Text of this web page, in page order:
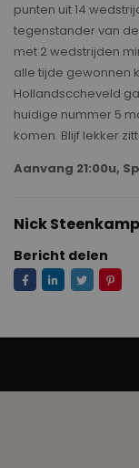
punten uit 14
tegenstander van
met 2 wedstrijden
alle tijde gewonnen
Hollandsccheveld
huidige nummer 5
komen. Blijf lekker
Aanvang 21:00u,
Nick Steenkamp
Bericht delen